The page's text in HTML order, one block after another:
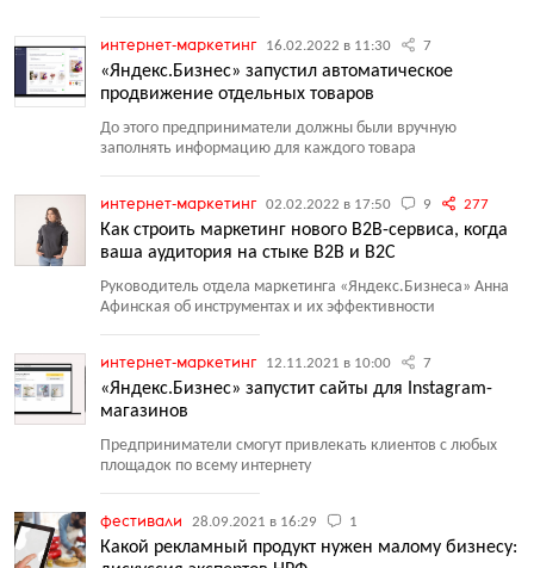
интернет-маркетинг 16.02.2022 в 11:30 7
«Яндекс.Бизнес» запустил автоматическое
продвижение отдельных товаров
До этого предприниматели должны были вручную
заполнять информацию для каждого товара
интернет-маркетинг 02.02.2022 в 17:50 9 277
Как строить маркетинг нового B2B-сервиса, когда
ваша аудитория на стыке B2B и B2C
Руководитель отдела маркетинга «Яндекс.Бизнеса» Анна
Афинская об инструментах и их эффективности
интернет-маркетинг 12.11.2021 в 10:00 7
«Яндекс.Бизнес» запустит сайты для Instagram-
магазинов
Предприниматели смогут привлекать клиентов с любых
площадок по всему интернету
фестивали 28.09.2021 в 16:29 1
Какой рекламный продукт нужен малому бизнесу: